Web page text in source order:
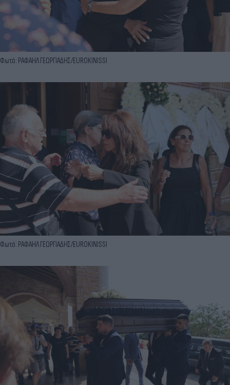
Φωτό: ΡΑΦΑΗΛ ΓΕΩΡΓΙΑΔΗΣ/EUROKINISSI
Φωτό: ΡΑΦΑΗΛ ΓΕΩΡΓΙΑΔΗΣ/EUROKINISSI